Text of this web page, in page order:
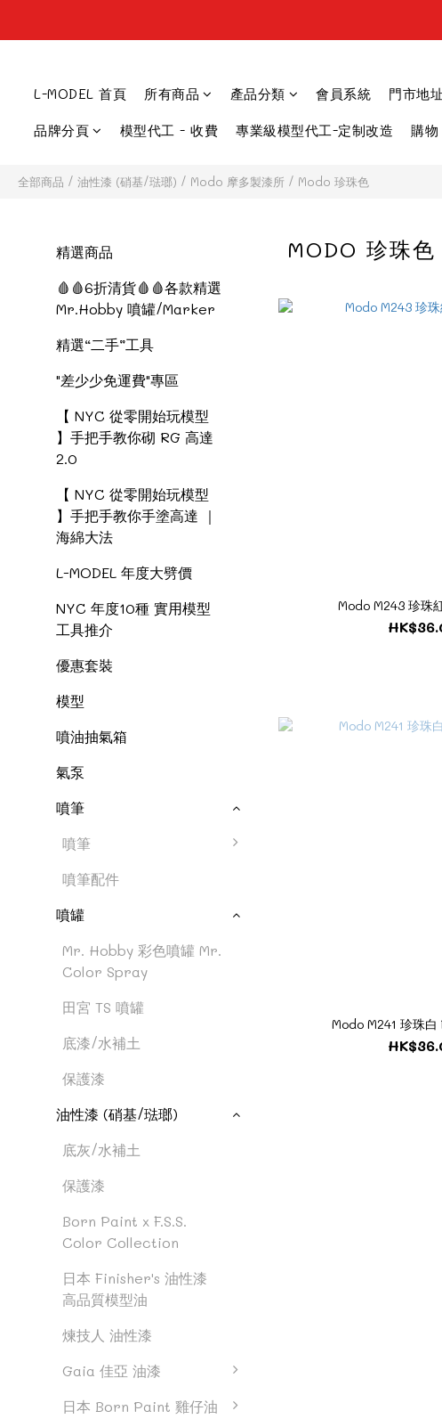
L-MODEL 首頁 所有商品 產品分類 會員系統 門市地
品牌分頁 模型代工 - 收費 專業級模型代工-定制改造 購
全部商品 / 油性漆 (硝基/琺瑯) / Modo 摩多製漆所 / Modo 珍珠色
精選商品
🩸🩸6折清貨🩸🩸各款精選
Mr.Hobby 噴罐/Marker
精選“二手”工具
"差少少免運費"專區
【 NYC 從零開始玩模型
】手把手教你砌 RG 高達
2.0
【 NYC 從零開始玩模型
】手把手教你手塗高達 ｜
海綿大法
L-MODEL 年度大劈價
NYC 年度10種 實用模型
工具推介
優惠套裝
模型
噴油抽氣箱
氣泵
噴筆
噴筆
噴筆配件
噴罐
Mr. Hobby 彩色噴罐 Mr.
Color Spray
田宮 TS 噴罐
底漆/水補土
保護漆
油性漆 (硝基/琺瑯)
底灰/水補土
保護漆
Born Paint x F.S.S.
Color Collection
日本 Finisher's 油性漆
高品質模型油
煉技人 油性漆
Gaia 佳亞 油漆
日本 Born Paint 雞仔油
MODO 珍珠色
Modo M243 珍珠
Modo M241 珍珠